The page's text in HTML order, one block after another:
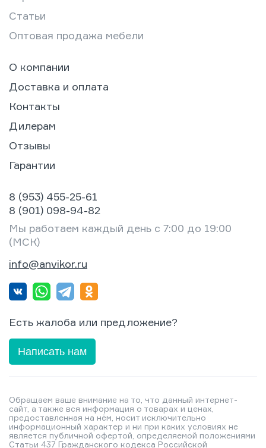
Статьи
Оптовая продажа мебели
О компании
Доставка и оплата
Контакты
Дилерам
Отзывы
Гарантии
8 (953) 455-25-61
8 (901) 098-94-82
Мы работаем каждый день с 7:00 до 19:00
(МСК)
info@anvikor.ru
Есть жалоба или предложение?
Написать нам
Обращаем ваше внимание на то, что данный интернет-
сайт, а также вся информация о товарах и ценах,
предоставленная на нём, носит исключительно
информационный характер и ни при каких условиях не
является публичной офертой, определяемой положениями
Статьи 437 Гражданского кодекса Российской